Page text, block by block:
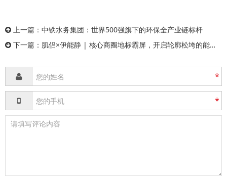
上一篇： 中铁水务集团：世界500强旗下的环保全产业链标杆
下一篇： 肌侣×伊能静 | 核心商圈地标霸屏，开启轮廓松垮的能量灌补之旅
*
*